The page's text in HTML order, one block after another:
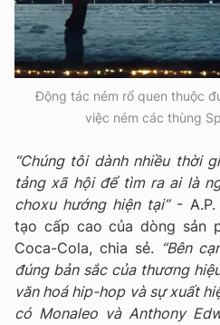
Động tác ném rổ quen thuộc
việc ném các thùng
“Chúng tôi dành nhiều thời
tảng xã hội để tìm ra ai là
choxu hướng hiện tại”- A.P.
tạo cấp cao của dòng sản
Coca-Cola, chia sẻ. “Bên
đúng bản sắc của thương
văn hoá hip-hop và sự xuất
có Monaleo và Anthony